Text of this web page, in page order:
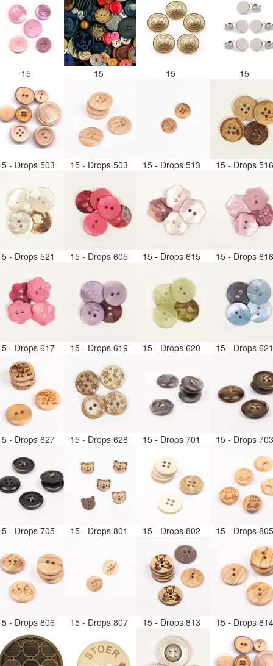
15 15 15 15
- Drops 503 15 - Drops 503 15 - Drops 513 15 - Drops
- Drops 521 15 - Drops 605 15 - Drops 615 15 - Drops
- Drops 617 15 - Drops 619 15 - Drops 620 15 - Drops
- Drops 627 15 - Drops 628 15 - Drops 701 15 - Drops
- Drops 705 15 - Drops 801 15 - Drops 802 15 - Drops
- Drops 806 15 - Drops 807 15 - Drops 813 15 - Drops